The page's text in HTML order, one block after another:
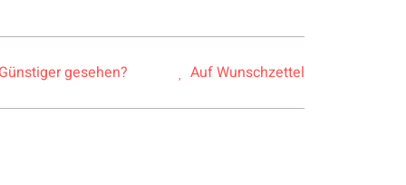
Günstiger gesehen? Auf Wunschzettel